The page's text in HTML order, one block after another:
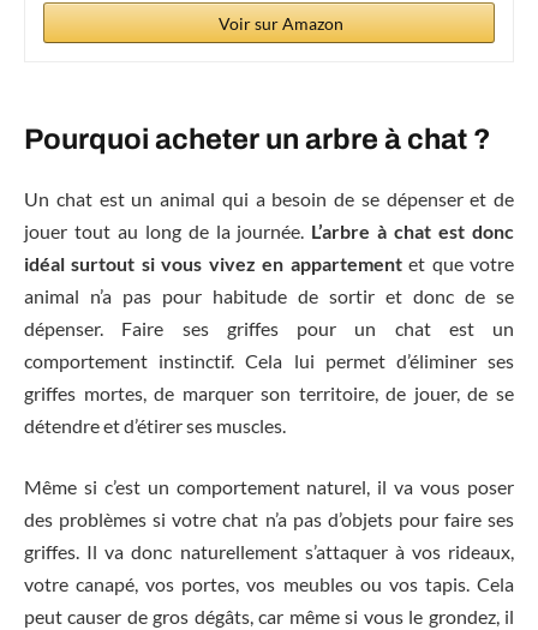
Voir sur Amazon
Pourquoi acheter un arbre à chat ?
Un chat est un animal qui a besoin de se dépenser et de
jouer tout au long de la journée. L’arbre à chat est donc
idéal surtout si vous vivez en appartementet que votre
animal n’a pas pour habitude de sortir et donc de se
dépenser. Faire ses griffes pour un chat est un
comportement instinctif. Cela lui permet d’éliminer ses
griffes mortes, de marquer son territoire, de jouer, de se
détendre et d’étirer ses muscles.
Même si c’est un comportement naturel, il va vous poser
des problèmes si votre chat n’a pas d’objets pour faire ses
griffes. Il va donc naturellement s’attaquer à vos rideaux,
votre canapé, vos portes, vos meubles ou vos tapis. Cela
peut causer de gros dégâts, car même si vous le grondez, il